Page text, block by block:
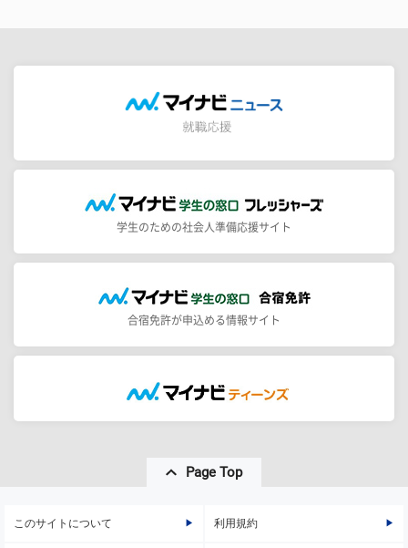
学生のための社会人準備応援サイト
合宿免許が申込める情報サイト
Page Top
このサイトについて 利用規約